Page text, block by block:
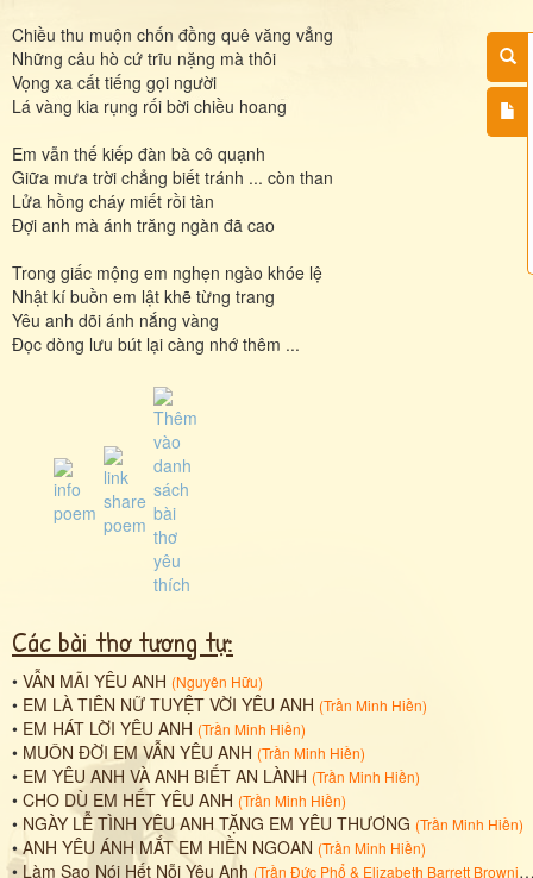
Chiều thu muộn chốn đồng quê văng vẳng
Những câu hò cứ trĩu nặng mà thôi
Vọng xa cất tiếng gọi người
Lá vàng kia rụng rối bời chiều hoang
Em vẫn thế kiếp đàn bà cô quạnh
Giữa mưa trời chẳng biết tránh ... còn than
Lửa hồng cháy miết rồi tàn
Đợi anh mà ánh trăng ngàn đã cao
Trong giấc mộng em nghẹn ngào khóe lệ
Nhật kí buồn em lật khẽ từng trang
Yêu anh dõi ánh nắng vàng
Đọc dòng lưu bút lại càng nhớ thêm ...
Các bài thơ tương tự:
• VẪN MÃI YÊU ANH (Nguyên Hữu)
• EM LÀ TIÊN NỮ TUYỆT VỜI YÊU ANH (Trần Minh Hiền)
• EM HÁT LỜI YÊU ANH (Trần Minh Hiền)
• MUÔN ĐỜI EM VẪN YÊU ANH (Trần Minh Hiền)
• EM YÊU ANH VÀ ANH BIẾT AN LÀNH (Trần Minh Hiền)
• CHO DÙ EM HẾT YÊU ANH (Trần Minh Hiền)
• NGÀY LỄ TÌNH YÊU ANH TẶNG EM YÊU THƯƠNG (Trần Minh Hiền)
•ANH YÊU ÁNH MẮT EM HIỀN NGOAN (Trần Minh Hiền)
• Làm Sao Nói Hết Nỗi Yêu Anh (Trần Đức Phổ & Elizabeth Barrett Browning